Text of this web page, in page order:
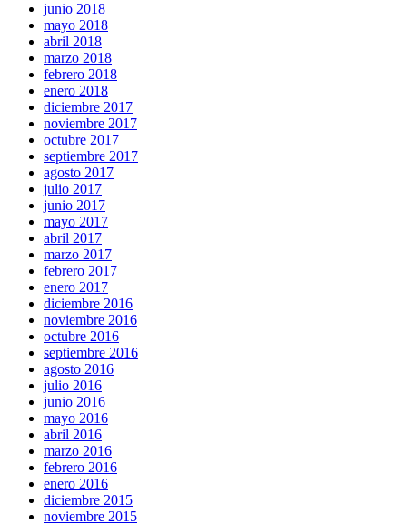
junio 2018
mayo 2018
abril 2018
marzo 2018
febrero 2018
enero 2018
diciembre 2017
noviembre 2017
octubre 2017
septiembre 2017
agosto 2017
julio 2017
junio 2017
mayo 2017
abril 2017
marzo 2017
febrero 2017
enero 2017
diciembre 2016
noviembre 2016
octubre 2016
septiembre 2016
agosto 2016
julio 2016
junio 2016
mayo 2016
abril 2016
marzo 2016
febrero 2016
enero 2016
diciembre 2015
noviembre 2015